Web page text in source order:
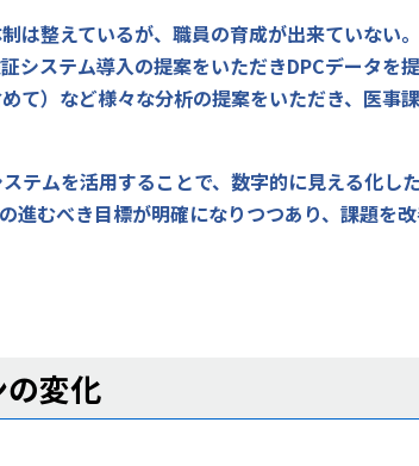
は整えているが、職員の育成が出来ていない
システム導入の提案をいただきDPCデータを
て）など様々な分析の提案をいただき、医事
テムを活用することで、数字的に見える化
むべき目標が明確になりつつあり、課題を
変化